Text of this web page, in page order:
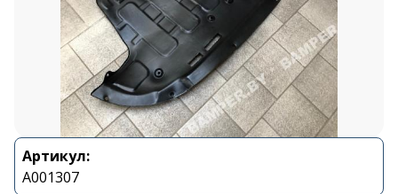
Артикул:
A001307